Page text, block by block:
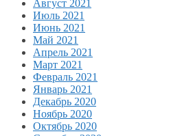
Август 2021
Июль 2021
Июнь 2021
Май 2021
Апрель 2021
Март 2021
Февраль 2021
Январь 2021
Декабрь 2020
Ноябрь 2020
Октябрь 2020